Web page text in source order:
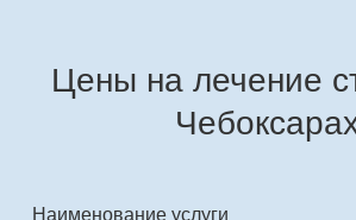
Цены на лечение
Наименование услуги